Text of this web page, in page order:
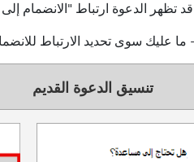
تظهر الدعوة ارتباط "الانضمام
عليك سوى تحديد الارتباط
تنسيق الدعوة القديم